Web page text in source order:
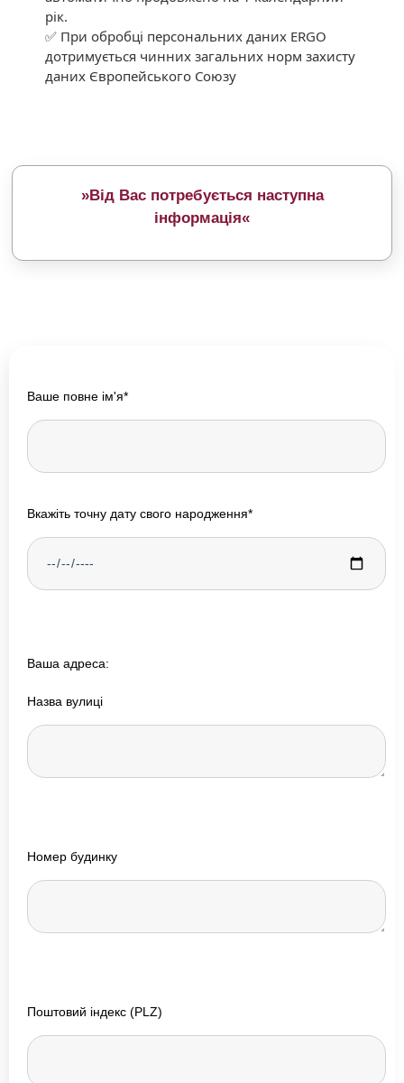
рік.
✅ При обробці персональних даних ERGO
дотримується чинних загальних норм захисту
даних Європейського Союзу
»Від Вас потребується наступна
інформація«
Ваше повне ім'я*
Вкажіть точну дату свого народження*
Ваша адреса:
Назва вулиці
Номер будинку
Поштовий індекс (PLZ)